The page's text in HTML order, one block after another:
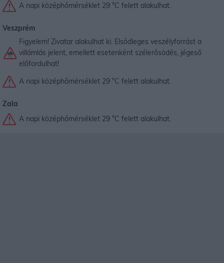
A napi középhőmérséklet 29 °C felett alakulhat.
Veszprém
Figyelem! Zivatar alakulhat ki. Elsődleges veszélyforrást a
villámlás jelent, emellett esetenként szélerősödés, jégeső
előfordulhat!
A napi középhőmérséklet 29 °C felett alakulhat.
Zala
A napi középhőmérséklet 29 °C felett alakulhat.